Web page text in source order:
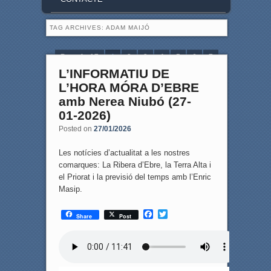
TAG ARCHIVES: ADAM MAIJÓ
Page 1 of 7 1 2 3 4 5 6 7
L’INFORMATIU DE
L’HORA MÓRA D’EBRE
amb Nerea Niubó (27-
01-2026)
Posted on 27/01/2026
Les notícies d’actualitat a les nostres
comarques: La Ribera d’Ebre, la Terra Alta i
el Priorat i la previsió del temps amb l’Enric
Masip.
Share Post
F
T